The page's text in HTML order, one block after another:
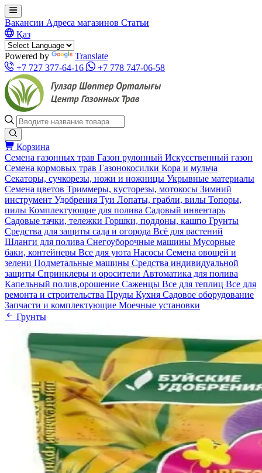
Вакансии Адреса магазинов Статьи
Қаз
Powered by
Translate
+7 727 377-64-16
+7 778 747-06-58
Корзина
Семена газонных трав Газон рулонный Искусственный газон
Семена кормовых трав Газонокосилки Кора и мульча
Секаторы, сучкорезы, ножи и ножницы Укрывные материалы
Семена цветов Триммеры, кусторезы, мотокосы Зимний
инструмент Удобрения Туи Лопаты, грабли, вилы Топоры,
пилы Комплектующие для полива Садовый инвентарь
Садовые тачки, тележки Горшки, поддоны, кашпо Грунты
Средства для защиты сада и огорода Всё для растений
Шланги для полива Снегоуборочные машины Мусорные
баки, контейнеры Все для уюта Насосы Семена овощей и
зелени Подметальные машины Средства индивидуальной
защиты Спринклеры и оросители Автоматика для полива
Капельный полив,орошение Саженцы Все для теплиц Все для
ремонта и строительства Пруды Кухня Садовое оборудование
Запчасти и комплектующие Моечные установки
Грунты